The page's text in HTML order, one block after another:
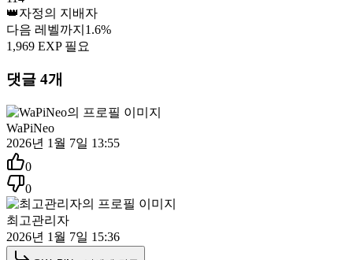
👑자정의 지배자
다음 레벨까지 1.6%
1,969 EXP 필요
댓글 4개
WaPiNeo
2026년 1월 7일 13:55
0
0
최고관리자
2026년 1월 7일 15:36